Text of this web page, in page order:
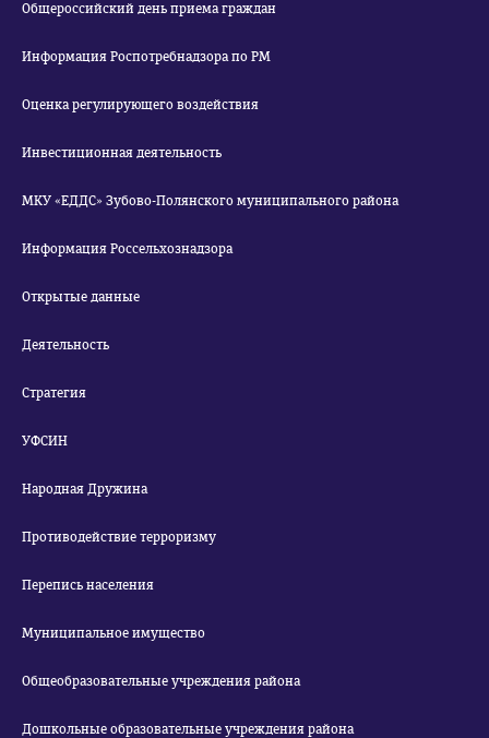
Общероссийский день приема граждан
Информация Роспотребнадзора по РМ
Оценка регулирующего воздействия
Инвестиционная деятельность
МКУ «ЕДДС» Зубово-Полянского муниципального района
Информация Россельхознадзора
Открытые данные
Деятельность
Стратегия
УФСИН
Народная Дружина
Противодействие терроризму
Перепись населения
Муниципальное имущество
Общеобразовательные учреждения района
Дошкольные образовательные учреждения района